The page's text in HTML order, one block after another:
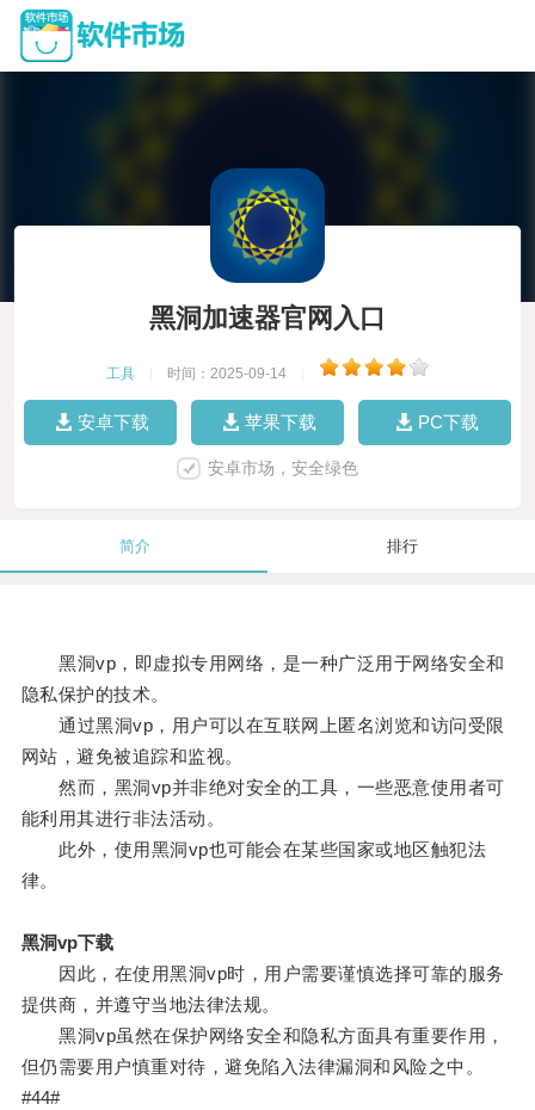
黑洞加速器官网入口
工具 时间：2025-09-14
安卓下载 苹果下载 PC下载
安卓市场，安全绿色
简介 排行
黑洞vp，即虚拟专用网络，是一种广泛用于网络安全和
隐私保护的技术。
通过黑洞vp，用户可以在互联网上匿名浏览和访问受限
网站，避免被追踪和监视。
然而，黑洞vp并非绝对安全的工具，一些恶意使用者可
能利用其进行非法活动。
此外，使用黑洞vp也可能会在某些国家或地区触犯法
律。
黑洞vp下载
因此，在使用黑洞vp时，用户需要谨慎选择可靠的服务
提供商，并遵守当地法律法规。
黑洞vp虽然在保护网络安全和隐私方面具有重要作用，
但仍需要用户慎重对待，避免陷入法律漏洞和风险之中。
#44#